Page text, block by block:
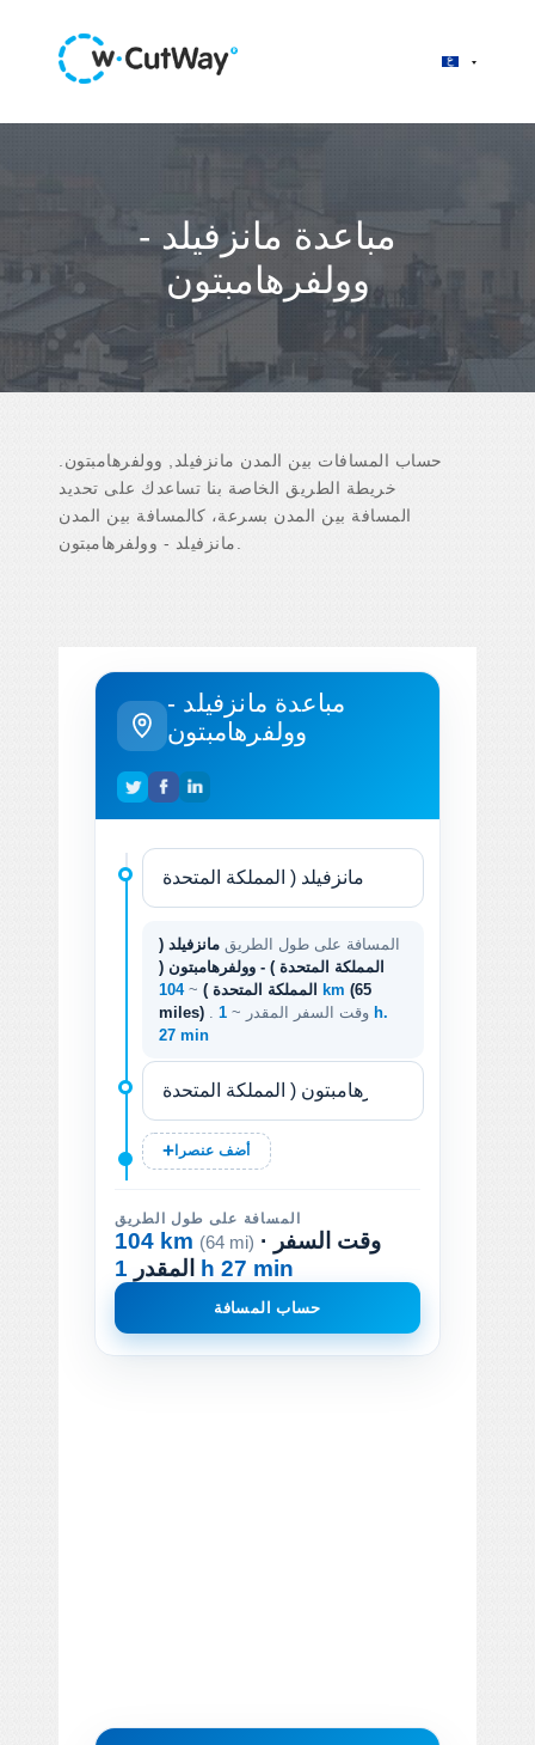
مباعدة مانزفيلد -
وولفرهامبتون
حساب المسافات بين المدن مانزفيلد, وولفرهامبتون.
خريطة الطريق الخاصة بنا تساعدك على تحديد
المسافة بين المدن بسرعة، كالمسافة بين المدن
مباعدة مانزفيلد -
وولفرهامبتون
المسافة على طول الطريق مانزفيلد (
المملكة المتحدة ) - وولفرهامبتون (
المملكة المتحدة ) ~ 104 km (65
miles)
. وقت السفر المقدر ~ 1 h.
27 min
أضف عنصرا
المسافة على طول الطريق
104 km (64 mi) · وقت السفر
المقدر 1 h 27 min
حساب المسافة